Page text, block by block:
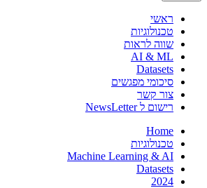
ראשי
טכנולוגיות
שווה לראות
AI & ML
Datasets
סיכומי מפגשים
צור קשר
רישום ל NewsLetter
Home
טכנולוגיות
Machine Learning & AI
Datasets
2024